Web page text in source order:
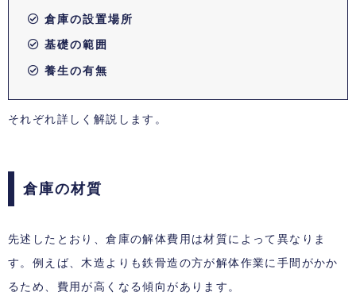
倉庫の設置場所
基礎の範囲
養生の有無
それぞれ詳しく解説します。
倉庫の材質
先述したとおり、倉庫の解体費用は材質によって異なりま
す。例えば、木造よりも鉄骨造の方が解体作業に手間がかか
るため、費用が高くなる傾向があります。